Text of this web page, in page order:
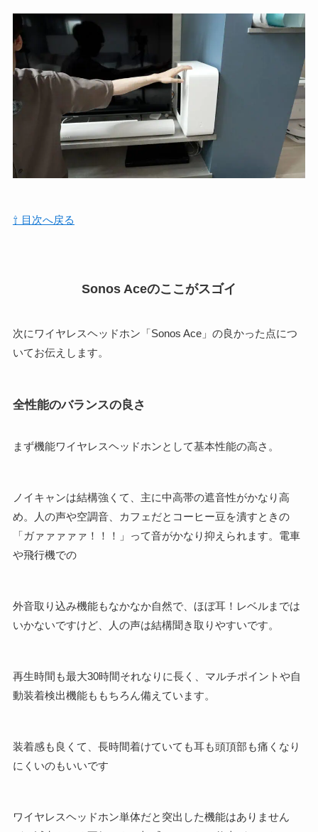
⇧ 目次へ戻る
Sonos Aceのここがスゴイ
次にワイヤレスヘッドホン「Sonos Ace」の良かった点につ
いてお伝えします。
全性能のバランスの良さ
まず機能ワイヤレスヘッドホンとして基本性能の高さ。
ノイキャンは結構強くて、主に中高帯の遮音性がかなり高
め。人の声や空調音、カフェだとコーヒー豆を潰すときの
「ガァァァァァ！！！」って音がかなり抑えられます。電車
や飛行機での
外音取り込み機能もなかなか自然で、ほぼ耳！レベルまでは
いかないですけど、人の声は結構聞き取りやすいです。
再生時間も最大30時間それなりに長く、マルチポイントや自
動装着検出機能ももちろん備えています。
装着感も良くて、長時間着けていても耳も頭頂部も痛くなり
にくいのもいいです
ワイヤレスヘッドホン単体だと突出した機能はありません